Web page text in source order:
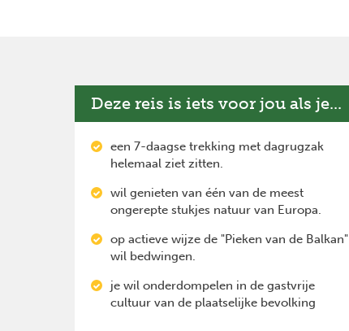
Deze reis is iets voor jou als je...
een 7-daagse trekking met dagrugzak
helemaal ziet zitten.
wil genieten van één van de meest
ongerepte stukjes natuur van Europa.
op actieve wijze de "Pieken van de Balkan"
wil bedwingen.
je wil onderdompelen in de gastvrije
cultuur van de plaatselijke bevolking